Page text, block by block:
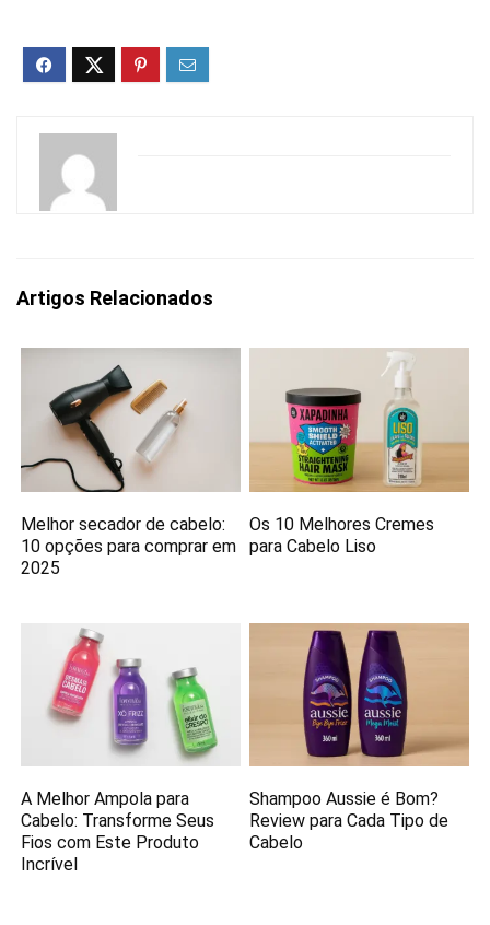
Artigos Relacionados
Melhor secador de cabelo:
10 opções para comprar em
2025
Os 10 Melhores Cremes
para Cabelo Liso
A Melhor Ampola para
Cabelo: Transforme Seus
Fios com Este Produto
Incrível
Shampoo Aussie é Bom?
Review para Cada Tipo de
Cabelo